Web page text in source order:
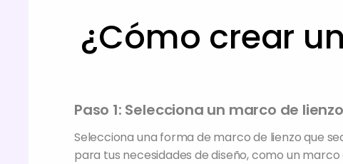
¿Cómo crear
Paso 1: Selecciona un marco de lienzo
Selecciona una forma de marco de lienzo que
para tus necesidades de diseño, como un